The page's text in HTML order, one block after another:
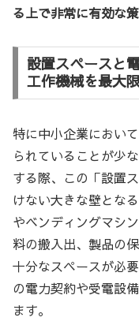
る上で非常に有効な
設置スペースと
工作機械を最大
特に中小企業におい
られていることが少
する際、この「設置
けない大きな壁とな
やベンディングマシ
料の搬入出、製品の
十分なスペースが必
の電力契約や受電設
ます。